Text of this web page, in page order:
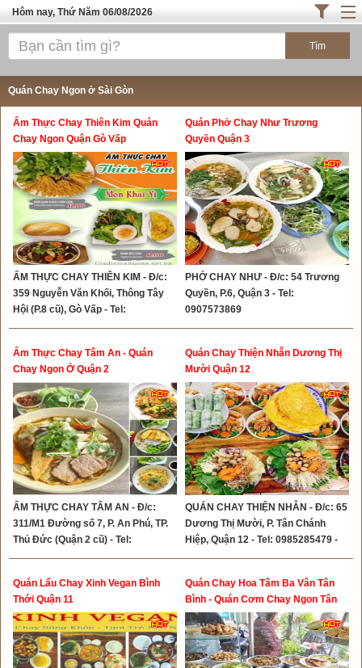
Hôm nay, Thứ Năm 06/08/2026
Trang chủ
Bánh - Đồ Ăn Vặt
Thực Phẩm Nông Hải Sản
ĐỊA ĐIỂM ĂN UỐNG HÀ NỘI
TOP QUÁN ĂN
Quán Chay Ngon ở Sài Gòn
Ẩm Thực Chay Thiên Kim Quán
Chay Ngon Quận Gò Vấp
ẨM THỰC CHAY THIÊN KIM - Đ/c:
359 Nguyễn Văn Khối, Thông Tây
Hội (P.8 cũ), Gò Vấp - Tel:
0909224375 - 0902485055
Quán Phở Chay Như Trương
Quyền Quận 3
PHỞ CHAY NHƯ - Đ/c: 54 Trương
Quyền, P.6, Quận 3 - Tel:
0907573869
Ẩm Thực Chay Tâm An - Quán
Chay Ngon Ở Quận 2
ẨM THỰC CHAY TÂM AN - Đ/c:
311/M1 Đường số 7, P. An Phú, TP.
Thủ Đức (Quận 2 cũ) - Tel:
0708336801
Quán Chay Thiện Nhẫn Dương Thị
Mười Quận 12
QUÁN CHAY THIỆN NHẪN - Đ/c: 65
Dương Thị Mười, P. Tân Chánh
Hiệp, Quận 12 - Tel: 0985285479 -
0971342622
Quán Lẩu Chay Xinh Vegan Bình
Thới Quận 11
Quán Chay Hoa Tâm Ba Vân Tân
Bình - Quán Cơm Chay Ngon Tân
Bình